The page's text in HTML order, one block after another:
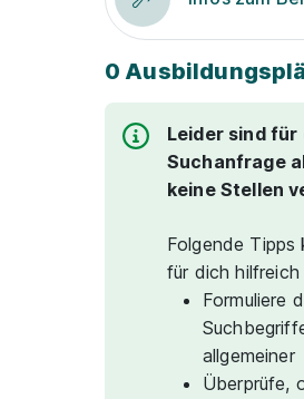
0
Leider sind für
Suchanfrage
keine Stellen
Folgende Tipps
für dich hilfreich
Formuliere
allgemeiner
Überprüfe,